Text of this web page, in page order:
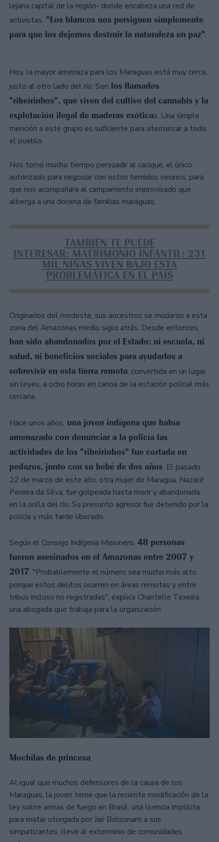
lejana capital de la región- donde encabeza una red de
activistas. "Los blancos nos persiguen simplemente
para que los dejemos destruir la naturaleza en paz".
Hoy, la mayor amenaza para los Maraguas está muy cerca,
justo al otro lado del río. Son los llamados
"ribeirinhos", que viven del cultivo del cannabis y la
explotación ilegal de maderas exóticas. Una simple
mención a este grupo es suficiente para aterrorizar a todo
el pueblo.
Nos tomó mucho tiempo persuadir al cacique, el único
autorizado para negociar con estos temidos vecinos, para
que nos acompañara al campamento improvisado que
alberga a una docena de familias maraguas.
TAMBIÉN TE PUEDE
INTERESAR: MATRIMONIO INFANTIL: 231
MIL NIÑAS VIVEN BAJO ESTA
PROBLEMÁTICA EN EL PAÍS
Originarios del nordeste, sus ancestros se mudaron a esta
zona del Amazonas medio siglo atrás. Desde entonces,
han sido abandonados por el Estado: ni escuela, ni
salud, ni beneficios sociales para ayudarlos a
sobrevivir en esta tierra remota, convertida en un lugar
sin leyes, a ocho horas en canoa de la estación policial más
cercana.
Hace unos años, una joven indígena que había
amenazado con denunciar a la policía las
actividades de los "ribeirinhos" fue cortada en
pedazos, junto con su bebé de dos años. El pasado
22 de marzo de este año, otra mujer de Maragua, Nazaré
Pereira da Silva, fue golpeada hasta morir y abandonada
en la orilla del río. Su presunto agresor fue detenido por la
policía y más tarde liberado.
Según el Consejo Indígena Misionero, 48 personas
fueron asesinados en el Amazonas entre 2007 y
2017. "Probablemente el número sea mucho más alto
porque estos delitos ocurren en áreas remotas y entre
tribus incluso no registradas", explica Chantelle Texeira,
una abogada que trabaja para la organización.
Mochilas de princesa
Al igual que muchos defensores de la causa de los
Maraguas, la joven teme que la reciente modificación de la
ley sobre armas de fuego en Brasil, una licencia implícita
para matar otorgada por Jair Bolsonaro a sus
simpatizantes, lleve al exterminio de comunidades